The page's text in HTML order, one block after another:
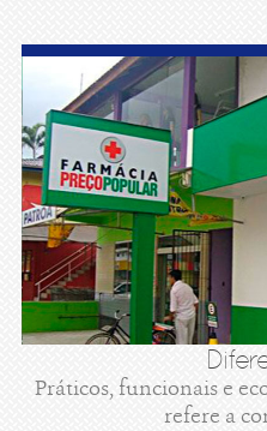
Práticos, funcionais e
refere a